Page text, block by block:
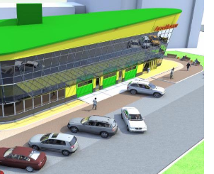
Смотреть проект